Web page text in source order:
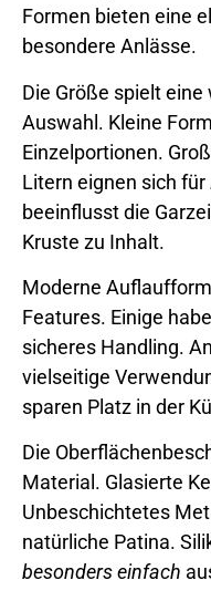
Formen bieten eine
besondere Anlässe.
Die Größe spielt
Auswahl. Kleine
Einzelportionen.
Litern eignen sich für
beeinflusst die
Kruste zu Inhalt.
Moderne
Features. Einige
sicheres Handling.
vielseitige
sparen Platz in der
Die
Material. Glasierte
Unbeschichtetes
natürliche Patina.
besonders einfach